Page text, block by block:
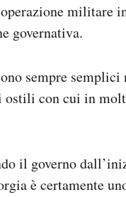
militare
governativa.
sempre
ostili con cui in
il governo
è certamente